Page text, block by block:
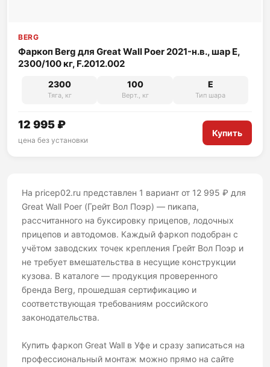
BERG
Фаркоп Berg для Great Wall Poer 2021-н.в., шар E,
2300/100 кг, F.2012.002
2300
Тяга, кг
100
Верт., кг
E
Тип шара
12 995 ₽
цена без установки
Купить
На pricep02.ru представлен 1 вариант от 12 995 ₽ для
Great Wall Poer (Грейт Вол Поэр) — пикапа,
рассчитанного на буксировку прицепов, лодочных
прицепов и автодомов. Каждый фаркоп подобран с
учётом заводских точек крепления Грейт Вол Поэр и
не требует вмешательства в несущие конструкции
кузова. В каталоге — продукция проверенного
бренда Berg, прошедшая сертификацию и
соответствующая требованиям российского
законодательства.
Купить фаркоп Great Wall в Уфе и сразу записаться на
профессиональный монтаж можно прямо на сайте